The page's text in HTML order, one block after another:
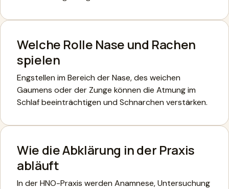
Welche Rolle Nase und Rachen
spielen
Engstellen im Bereich der Nase, des weichen
Gaumens oder der Zunge können die Atmung im
Schlaf beeinträchtigen und Schnarchen verstärken.
Wie die Abklärung in der Praxis
abläuft
In der HNO-Praxis werden Anamnese, Untersuchung